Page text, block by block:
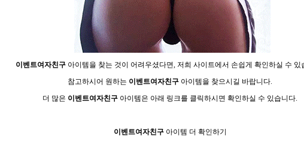
이­벤­트­여­자­친­구 아이템을 찾는 것이 어려우셨다면, 저희 사이트에서 손쉽게 확인하실 수 있
참고하시어 원하는 이­벤­트­여­자­친­구 아이템을 찾으시길 바랍니다.
더 많은 이­벤­트­여­자­친­구 아이템은 아래 링크를 클릭하시면 확인하실 수 있습니다.
이­벤­트­여­자­친­구아이템 더 확인하기